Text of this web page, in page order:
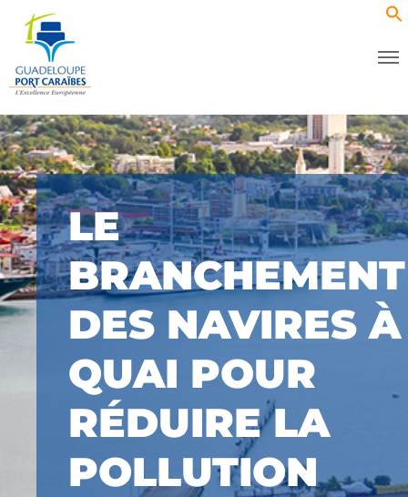
LE
BRANCHEMENT
DES NAVIRES À
QUAI POUR
RÉDUIRE LA
POLLUTION